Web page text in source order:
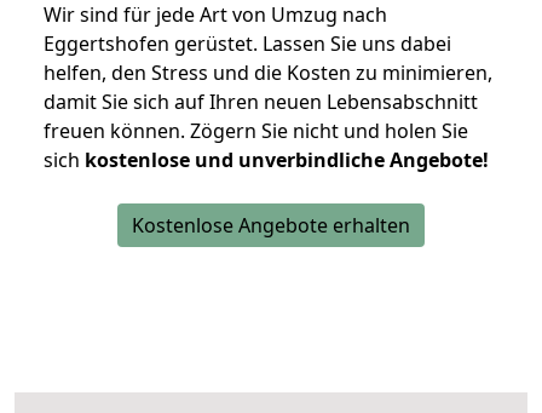
Wir sind für jede Art von Umzug nach
Eggertshofen gerüstet. Lassen Sie uns dabei
helfen, den Stress und die Kosten zu minimieren,
damit Sie sich auf Ihren neuen Lebensabschnitt
freuen können. Zögern Sie nicht und holen Sie
sich kostenlose und unverbindliche Angebote!
Kostenlose Angebote erhalten